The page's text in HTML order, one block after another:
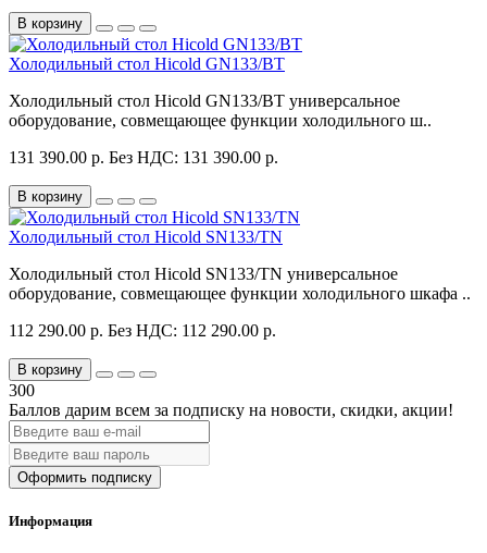
В корзину
Холодильный стол Hicold GN133/BT
Холодильный стол Hicold GN133/BT универсальное
оборудование, совмещающее функции холодильного ш..
131 390.00 р. Без НДС: 131 390.00 р.
В корзину
Холодильный стол Hicold SN133/TN
Холодильный стол Hicold SN133/TN универсальное
оборудование, совмещающее функции холодильного шкафа ..
112 290.00 р. Без НДС: 112 290.00 р.
В корзину
300
Баллов дарим всем за подписку на новости, скидки, акции!
Оформить подписку
Информация